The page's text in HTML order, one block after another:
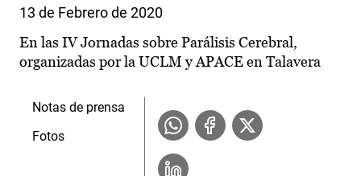
13 de Febrero de 2020
En las IV Jornadas sobre Parálisis Cerebral,
organizadas por la UCLM y APACE en Talavera
Notas de prensa
Fotos